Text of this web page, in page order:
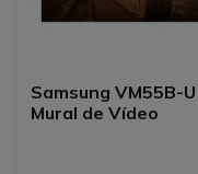
Samsung VM55B-U
Mural de Vídeo